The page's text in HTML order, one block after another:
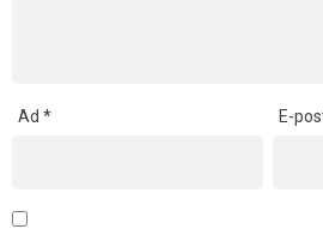
Ad * E-